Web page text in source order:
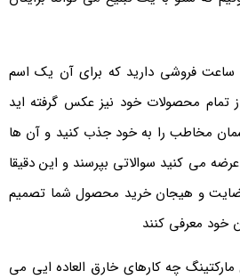
فروشی دارید که برای آن یک اسم
تمام محصولات خود نیز عکس گرفته اید
مخاطب را به خود جذب کنید و آن ها
می کنید سوالاتی بپرسند و این دقیقا
و هیجان خرید محصول شما تصمیم
خود معرفی کنند
چه کارهای خارق العاده ایی می